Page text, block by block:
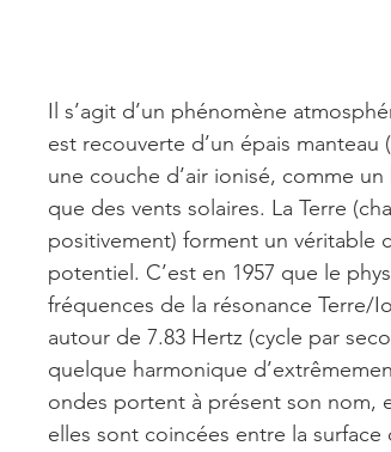
Il s’agit d’un phénomène
est recouverte d’un épais
une couche d’air ionisé, comme
que des vents solaires. La Terre
positivement) forment un véritable
potentiel. C’est en 1957 que le
fréquences de la résonance Terre/
autour de 7.83 Hertz (cycle par
quelque harmonique
ondes portent à présent son nom,
elles sont coincées entre la